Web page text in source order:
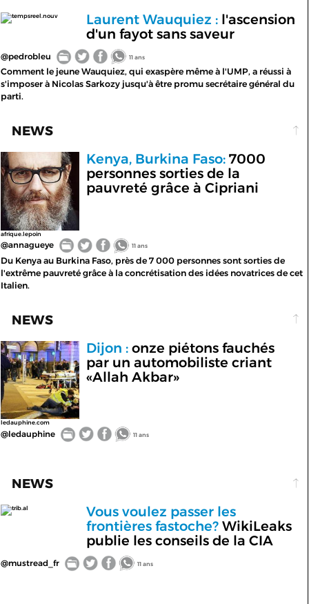
tempsreel.nouv Laurent Wauquiez :l'ascension
d'un fayot sans saveur
@pedrobleu 11 ans
Comment le jeune Wauquiez, qui exaspère même à l'UMP, a réussi à
s'imposer à Nicolas Sarkozy jusqu'à être promu secrétaire général du
parti.
NEWS
afrique.lepoin
Kenya, Burkina Faso:7000
personnes sorties de la
pauvreté grâce à Cipriani
@annagueye 11 ans
Du Kenya au Burkina Faso, près de 7 000 personnes sont sorties de
l'extrême pauvreté grâce à la concrétisation des idées novatrices de cet
Italien.
NEWS
ledauphine.com
Dijon :onze piétons fauchés
par un automobiliste criant
«Allah Akbar»
@ledauphine 11 ans
NEWS
trib.al
Vous voulez passer les
frontières fastoche?WikiLeaks
publie les conseils de la CIA
@mustread_fr 11 ans